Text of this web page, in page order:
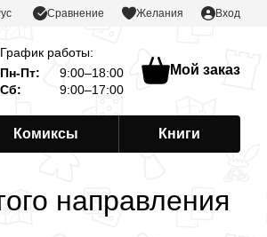
Сравнение Желания Вход
График работы:
Пн-Пт:
9:00–18:00
Сб:
9:00–17:00
Мой заказ
Комиксы Книги
направления